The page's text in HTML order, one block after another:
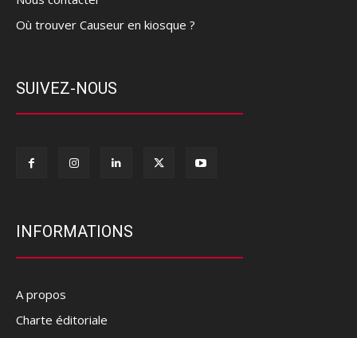
Où trouver Causeur en kiosque ?
SUIVEZ-NOUS
INFORMATIONS
A propos
Charte éditoriale